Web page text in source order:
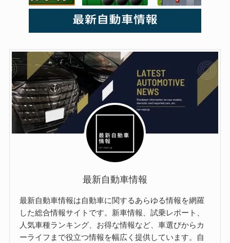
最新自動車情報
最新自動車情報は自動車に関するあらゆる情報を網羅
した総合情報サイトです。新車情報、試乗レポート、
人気車種ランキング、お得な情報など、車選びからカ
ーライフまで役立つ情報を幅広く提供しています。自